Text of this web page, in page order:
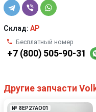
Склад: AP
Бесплатный номер
+7 (800) 505-90-31
Другие запчасти
№ 8EP27AO01